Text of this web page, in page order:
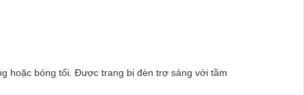
có bất kỳ yêu cầu hay câu hỏi nào khác, bạn có
hoặc bóng tối. Được trang bị đèn trợ sáng với tầm